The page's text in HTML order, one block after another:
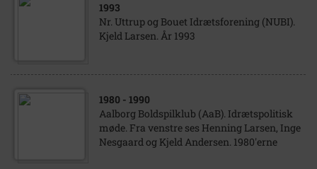
1993
Nr. Uttrup og Bouet Idrætsforening (NUBI).
Kjeld Larsen. År 1993
1980 - 1990
Aalborg Boldspilklub (AaB). Idrætspolitisk
møde. Fra venstre ses Henning Larsen, Inge
Nesgaard og Kjeld Andersen. 1980'erne